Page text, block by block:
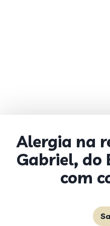
Alergia na
Gabriel, do
com